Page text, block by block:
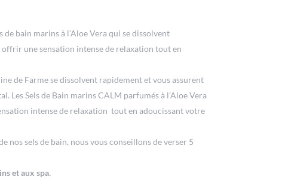
de bain marins à l’Aloe Vera qui se dissolvent
offrir une sensation intense de relaxation tout en
de Farme se dissolvent rapidement et vous assurent
Les Sels de Bain marins CALM parfumés à l’Aloe Vera
intense de relaxation tout en adoucissant votre
nos sels de bain, nous vous conseillons de verser 5
et aux spa.